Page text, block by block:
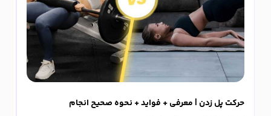
حرکت پل زدن | معرفی + فواید + نحوه صحیح انجام